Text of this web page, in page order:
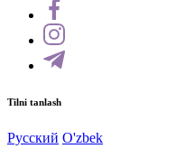
Tilni tanlash
Русский O'zbek